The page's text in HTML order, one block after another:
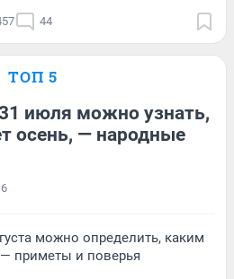
44
ТОП 5
июля можно узнать,
осень, — народные
можно определить, каким
— приметы и поверья